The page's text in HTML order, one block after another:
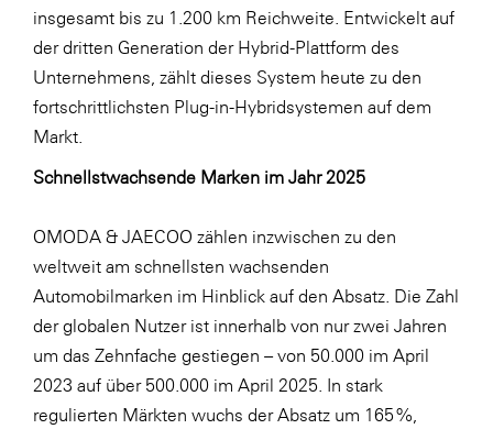
insgesamt bis zu 1.200 km Reichweite. Entwickelt auf
der dritten Generation der Hybrid-Plattform des
Unternehmens, zählt dieses System heute zu den
fortschrittlichsten Plug-in-Hybridsystemen auf dem
Markt.
Schnellstwachsende Marken im Jahr 2025
OMODA & JAECOO zählen inzwischen zu den
weltweit am schnellsten wachsenden
Automobilmarken im Hinblick auf den Absatz. Die Zahl
der globalen Nutzer ist innerhalb von nur zwei Jahren
um das Zehnfache gestiegen – von 50.000 im April
2023 auf über 500.000 im April 2025. In stark
regulierten Märkten wuchs der Absatz um 165 %,